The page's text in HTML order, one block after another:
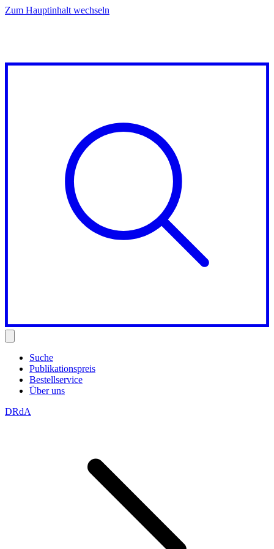
Zum Hauptinhalt wechseln
Suche
Publikationspreis
Bestellservice
Über uns
DRdA